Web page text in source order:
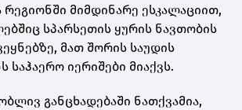
მიმდინარე ესკალაციით,
სპარსეთის ყურის ნავთობის
მათ შორის საუდის
საჰაერო იერიშები მიაქვს.
განცხადებაში ნათქვამია,